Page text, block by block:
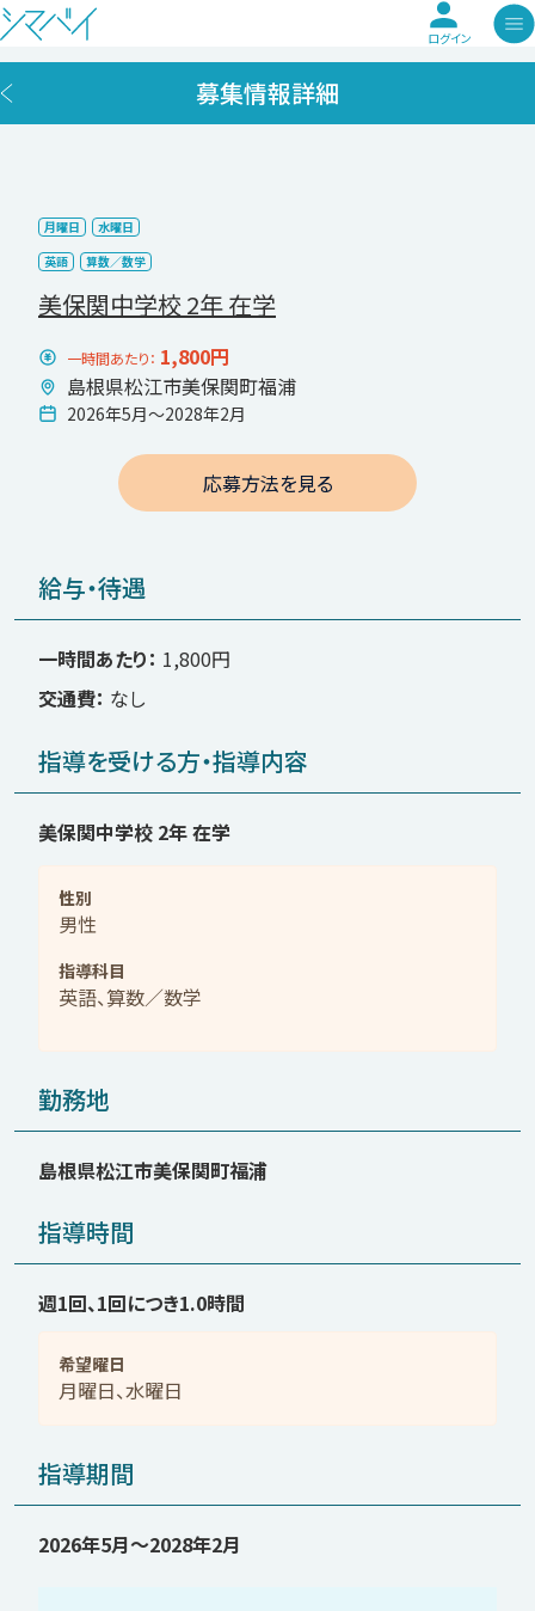
ログイン
募集情報詳細
月曜日
水曜日
英語
算数／数学
美保関中学校 2年 在学
一時間あたり： 1,800円
島根県松江市美保関町福浦
2026年5月〜2028年2月
応募方法を見る
給与・待遇
一時間あたり
1,800円
交通費 なし
指導を受ける方・指導内容
美保関中学校 2年 在学
性別
男性
指導科目
英語、算数／数学
勤務地
島根県松江市美保関町福浦
指導時間
週1回、1回につき1.0時間
希望曜日
月曜日、水曜日
指導期間
2026年5月〜2028年2月